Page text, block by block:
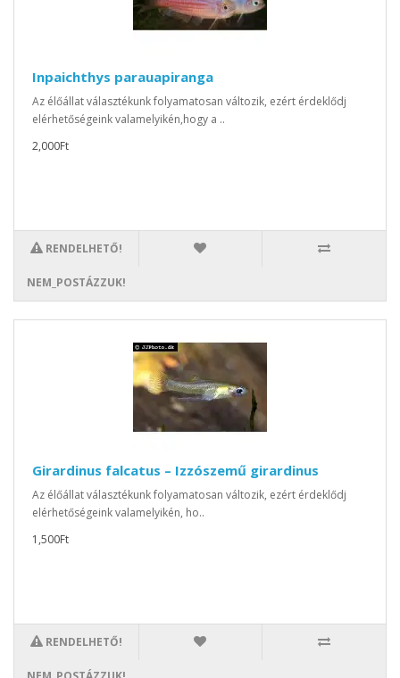
Inpaichthys parauapiranga
Az élőállat választékunk folyamatosan változik, ezért érdeklődj
elérhetőségeink valamelyikén,hogy a ..
2,000Ft
RENDELHETŐ!
NEM_POSTÁZZUK!
Girardinus falcatus – Izzószemű girardinus
Az élőállat választékunk folyamatosan változik, ezért érdeklődj
elérhetőségeink valamelyikén, ho..
1,500Ft
RENDELHETŐ!